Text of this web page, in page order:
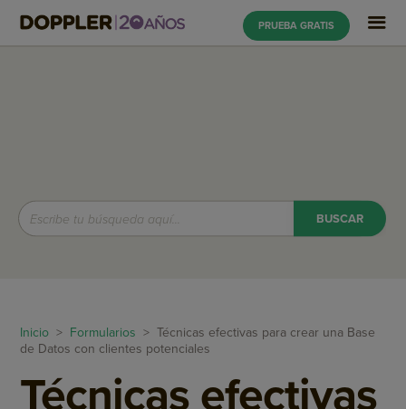
PRUEBA GRATIS
Inicio > Formularios > Técnicas efectivas para crear una Base
de Datos con clientes potenciales
Técnicas efectivas